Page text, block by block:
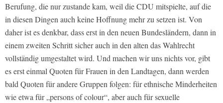
Berufung, die nur zustande kam, weil die CDU mitspielte, auf die
in diesen Dingen auch keine Hoffnung mehr zu setzen ist. Von
daher ist es denkbar, dass erst in den neuen Bundesländern, dann in
einem zweiten Schritt sicher auch in den alten das Wahlrecht
vollständig umgestaltet wird. Und machen wir uns nichts vor, gibt
es erst einmal Quoten für Frauen in den Landtagen, dann werden
bald Quoten für andere Gruppen folgen: für ethnische Minderheiten
wie etwa für „persons of colour“, aber auch für sexuelle